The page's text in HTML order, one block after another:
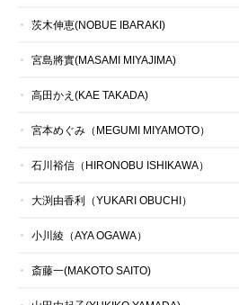
茨木伸恵(NOBUE IBARAKI)
宮島將實(MASAMI MIYAJIMA)
高田かえ(KAE TAKADA)
宮本めぐみ（MEGUMI MIYAMOTO）
石川裕信（HIRONOBU ISHIKAWA）
大渕由香利（YUKARI OBUCHI）
小川綾（AYA OGAWA）
斎藤一(MAKOTO SAITO)